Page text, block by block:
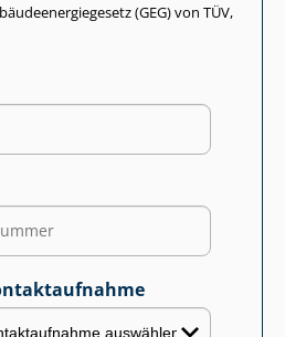
(GEG) von TÜV,